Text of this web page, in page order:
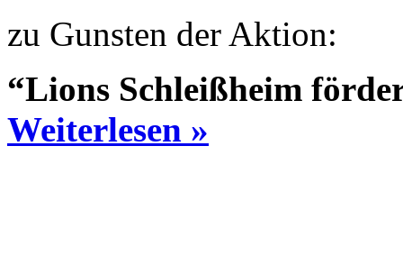
zu Gunsten der Aktion:
“Lions Schleißheim
Weiterlesen »